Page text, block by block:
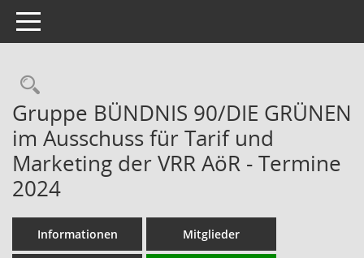
Toggle navigation
Rechercheauswahl
Gruppe BÜNDNIS 90/DIE GRÜNEN
im Ausschuss für Tarif und
Marketing der VRR AöR - Termine
2024
Informationen Mitglieder